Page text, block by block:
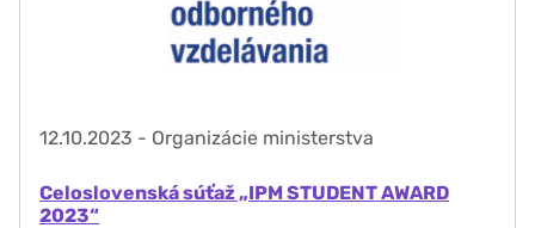
12.10.2023 - Organizácie ministerstva
Celoslovenská súťaž „IPM STUDENT AWARD
2023“